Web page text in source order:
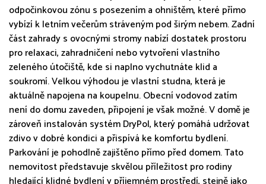
odpočinkovou zónu s posezením a ohništěm, které přímo
vybízí k letním večerům stráveným pod širým nebem. Zadní
část zahrady s ovocnými stromy nabízí dostatek prostoru
pro relaxaci, zahradničení nebo vytvoření vlastního
zeleného útočiště, kde si naplno vychutnáte klid a
soukromí. Velkou výhodou je vlastní studna, která je
aktuálně napojena na koupelnu. Obecní vodovod zatím
není do domu zaveden, připojení je však možné. V domě je
zároveň instalován systém DryPol, který pomáhá udržovat
zdivo v dobré kondici a přispívá ke komfortu bydlení.
Parkování je pohodlně zajištěno přímo před domem. Tato
nemovitost představuje skvělou příležitost pro rodiny